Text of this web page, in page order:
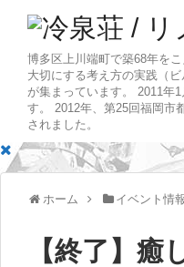
博多区上川端町で築68年を
大切にする考え方の実践（
が集まっています。 2011年
す。 2012年、第25回福岡市
されました。
ホーム イベント情
【終了】